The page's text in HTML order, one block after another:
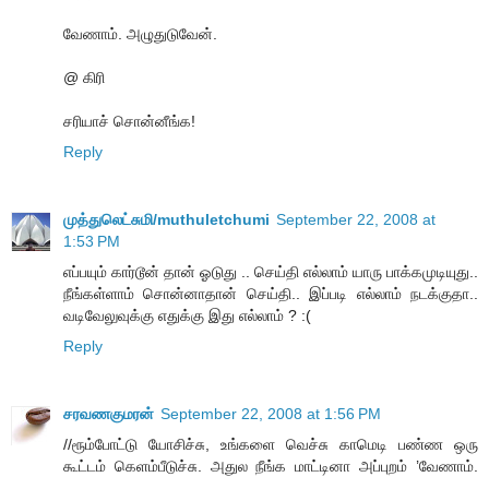
வேணாம். அழுதுடுவேன்.
@ கிரி
சரியாச் சொன்னீங்க!
Reply
முத்துலெட்சுமி/muthuletchumi September 22, 2008 at
1:53 PM
எப்பயும் கார்டூன் தான் ஓடுது .. செய்தி எல்லாம் யாரு பாக்கமுடியுது..
நீங்கள்ளாம் சொன்னாதான் செய்தி.. இப்படி எல்லாம் நடக்குதா..
வடிவேலுவுக்கு எதுக்கு இது எல்லாம் ? :(
Reply
சரவணகுமரன் September 22, 2008 at 1:56 PM
//ரூம்போட்டு யோசிச்சு, உங்களை வெச்சு காமெடி பண்ண ஒரு
கூட்டம் கெளம்பீடுச்சு. அதுல நீங்க மாட்டினா அப்புறம் ’வேணாம்.